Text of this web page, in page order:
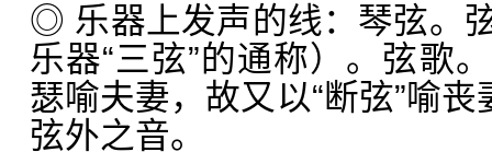
◎ 乐器上发声的线：琴弦。
乐器“三弦”的通称）。弦歌
瑟喻夫妻，故又以“断弦”喻
弦外之音。